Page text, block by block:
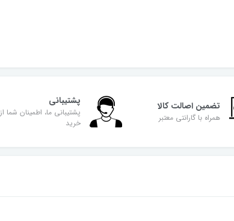
تضمین اصالت کالا
همراه با گارانتی معتبر
پشتیبانی
پشتیبانی ما، اطمینان شما از
خرید